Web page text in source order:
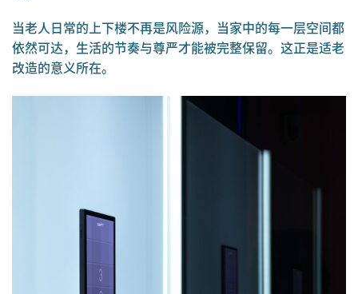
当老人日常的上下楼不再是风险源，当家中的每一层空间都
依然可达，生活的节奏与尊严才能被完整保留。这正是适老
改造的意义所在。